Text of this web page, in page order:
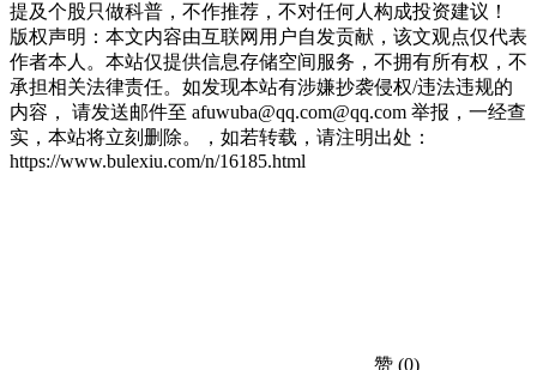
提及个股只做科普，不作推荐，不对任何人构成投资建议！
版权声明：本文内容由互联网用户自发贡献，该文观点仅代表
作者本人。本站仅提供信息存储空间服务，不拥有所有权，不
承担相关法律责任。如发现本站有涉嫌抄袭侵权/违法违规的
内容， 请发送邮件至 afuwuba@qq.com@qq.com 举报，一经查
实，本站将立刻删除。，如若转载，请注明出处：
https://www.bulexiu.com/n/16185.html
赞 (0)